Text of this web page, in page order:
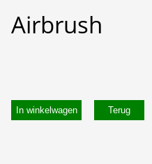
Airbrush
In winkelwagen